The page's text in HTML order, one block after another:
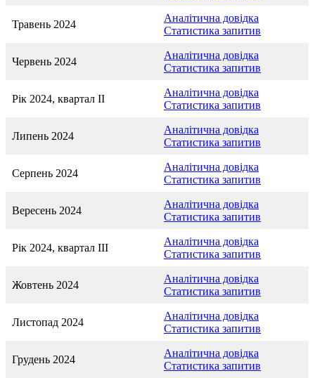
Травень 2024
Аналітична довідка
Статистика запитив
Червень 2024
Аналітична довідка
Статистика запитив
Рік 2024, квартал II
Аналітична довідка
Статистика запитив
Липень 2024
Аналітична довідка
Статистика запитив
Серпень 2024
Аналітична довідка
Статистика запитив
Вересень 2024
Аналітична довідка
Статистика запитив
Рік 2024, квартал III
Аналітична довідка
Статистика запитив
Жовтень 2024
Аналітична довідка
Статистика запитив
Листопад 2024
Аналітична довідка
Статистика запитив
Грудень 2024
Аналітична довідка
Статистика запитив